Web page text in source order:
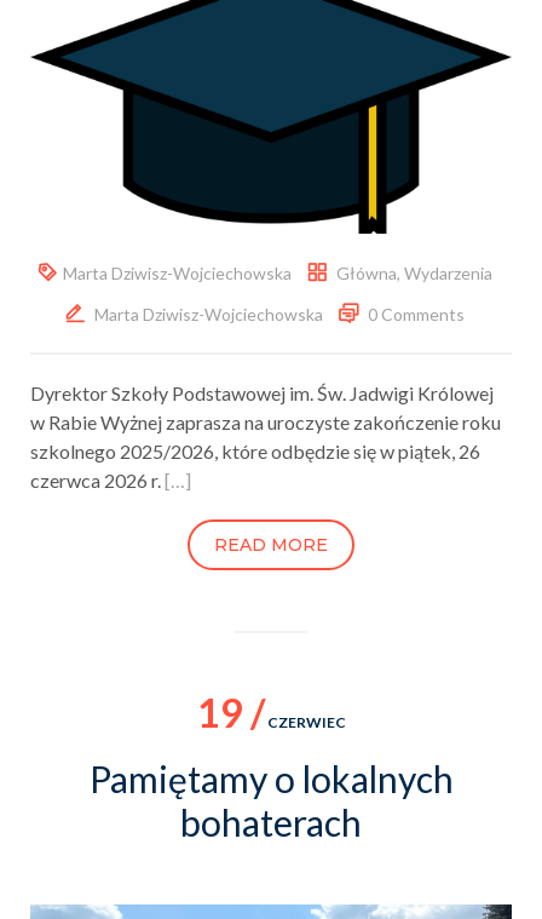
Marta Dziwisz-Wojciechowska Główna, Wydarzenia
Marta Dziwisz-Wojciechowska
0 Comments
Dyrektor Szkoły Podstawowej im. Św. Jadwigi Królowej
w Rabie Wyżnej zaprasza na uroczyste zakończenie roku
szkolnego 2025/2026, które odbędzie się w piątek, 26
czerwca 2026 r.[…]
READ MORE
19 / CZERWIEC
Pamiętamy o lokalnych
bohaterach